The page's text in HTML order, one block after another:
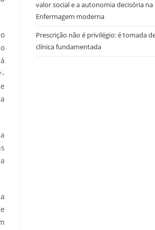
valor social e a autonomia decisória na
Enfermagem moderna
Prescrição não é privilégio: é tomada
clínica fundamentada